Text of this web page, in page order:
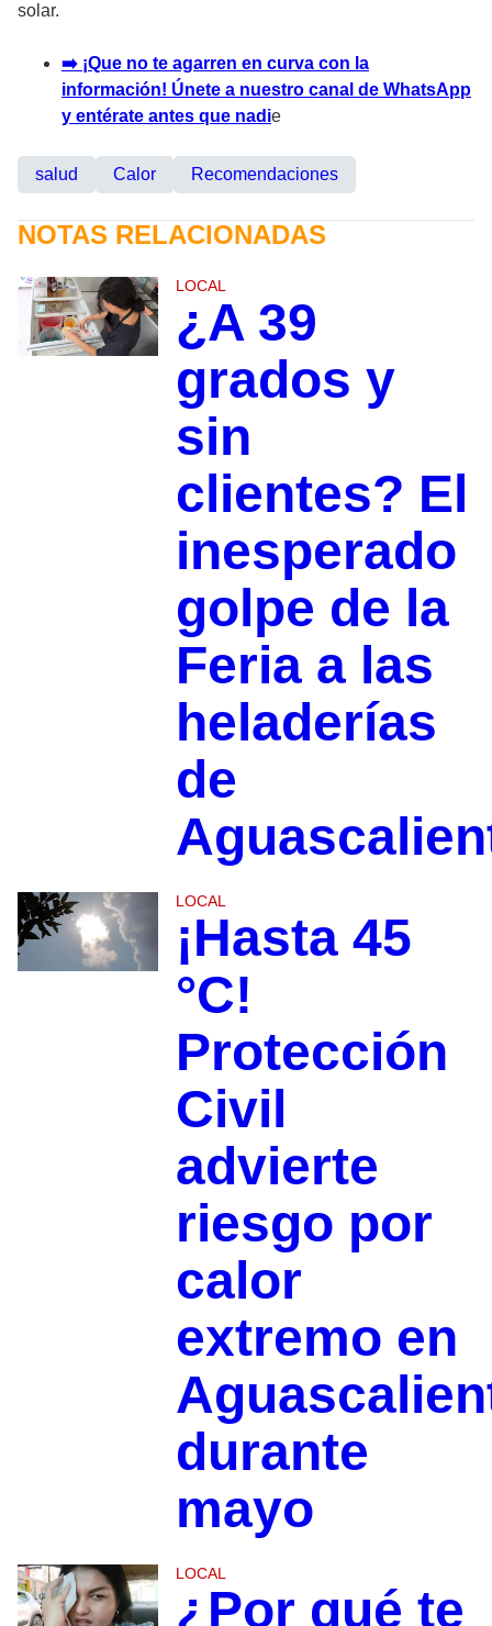
solar.
➡️ ¡Que no te agarren en curva con la
información! Únete a nuestro canal de WhatsApp
y entérate antes que nadie
salud Calor Recomendaciones
NOTAS RELACIONADAS
LOCAL
¿A 39
grados y
sin
clientes? El
inesperado
golpe de la
Feria a las
heladerías
de
LOCAL
¡Hasta 45
°C!
Protección
Civil
advierte
riesgo por
calor
extremo en
durante
mayo
LOCAL
¿Por qué te